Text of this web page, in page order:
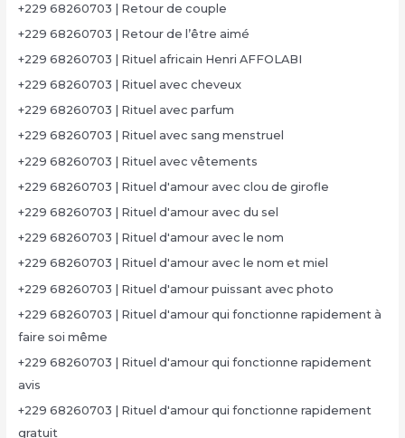
+229 68260703 | Retour de couple
+229 68260703 | Retour de l’être aimé
+229 68260703 | Rituel africain Henri AFFOLABI
+229 68260703 | Rituel avec cheveux
+229 68260703 | Rituel avec parfum
+229 68260703 | Rituel avec sang menstruel
+229 68260703 | Rituel avec vêtements
+229 68260703 | Rituel d'amour avec clou de girofle
+229 68260703 | Rituel d'amour avec du sel
+229 68260703 | Rituel d'amour avec le nom
+229 68260703 | Rituel d'amour avec le nom et miel
+229 68260703 | Rituel d'amour puissant avec photo
+229 68260703 | Rituel d'amour qui fonctionne rapidement à
faire soi même
+229 68260703 | Rituel d'amour qui fonctionne rapidement
avis
+229 68260703 | Rituel d'amour qui fonctionne rapidement
gratuit